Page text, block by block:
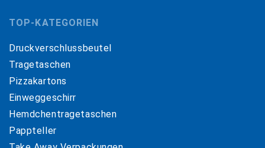
TOP-KATEGORIEN
Druckverschlussbeutel
Tragetaschen
Pizzakartons
Einweggeschirr
Hemdchentragetaschen
Pappteller